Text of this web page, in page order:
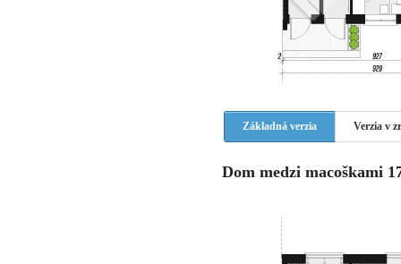
Základná verzia Verzia v
Dom medzi macoškami